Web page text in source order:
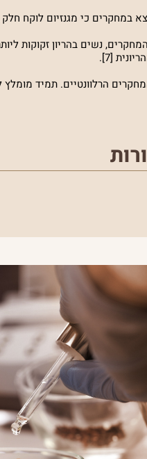
במחקרים כי מגנזיום לוקח
נשים בהריון זקוקות
[7].
הרלוונטיים. תמיד